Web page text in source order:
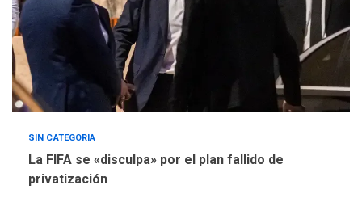
SIN CATEGORIA
La FIFA se «disculpa» por el plan fallido de
privatización